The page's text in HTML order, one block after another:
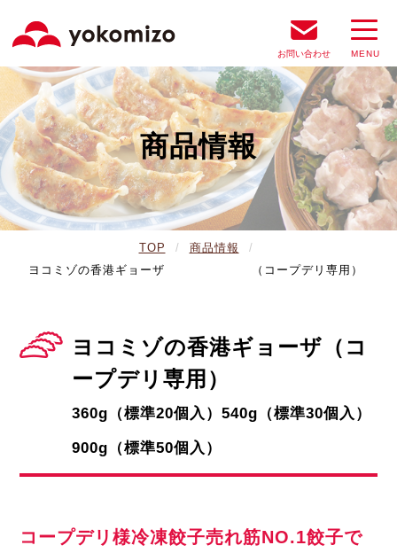
お問い合わせ
商品情報
TOP
商品情報
ヨコミゾの香港ギョーザ （コープデリ専用）
ヨコミゾの香港ギョーザ（コ
ープデリ専用）
360g（標準20個入）540g（標準30個入）
900g（標準50個入）
コープデリ様冷凍餃子売れ筋NO.1餃子で